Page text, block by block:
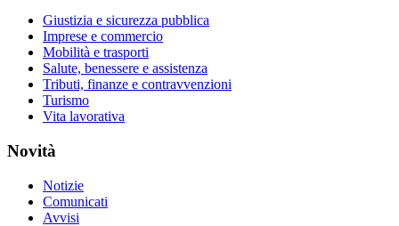
Giustizia e sicurezza pubblica
Imprese e commercio
Mobilità e trasporti
Salute, benessere e assistenza
Tributi, finanze e contravvenzioni
Turismo
Vita lavorativa
Novità
Notizie
Comunicati
Avvisi